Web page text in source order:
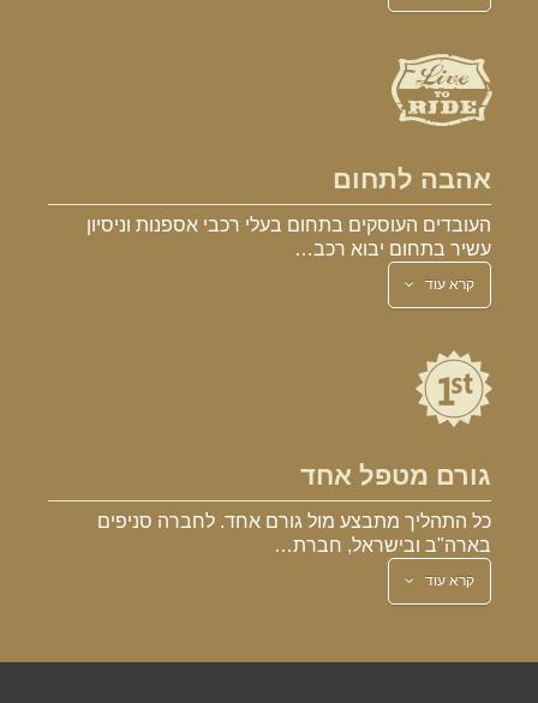
אהבה לתחום
העובדים העוסקים בתחום בעלי רכבי אספנות וניסיון
עשיר בתחום יבוא רכב…
קרא עוד
גורם מטפל אחד
כל התהליך מתבצע מול גורם אחד. לחברה סניפים
בארה"ב ובישראל, חברת…
קרא עוד